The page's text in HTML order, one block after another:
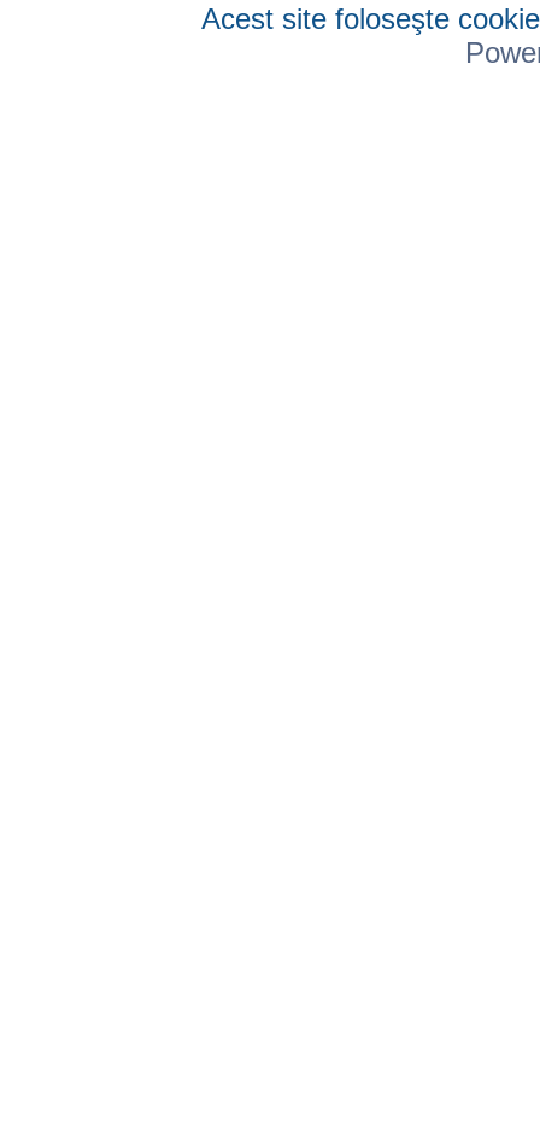
Acest site foloseşte